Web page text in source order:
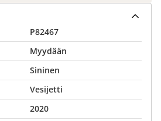
P82467
Myydään
Sininen
Vesijetti
2020